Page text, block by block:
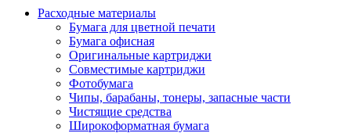
Расходные материалы
Бумага для цветной печати
Бумага офисная
Оригинальные картриджи
Совместимые картриджи
Фотобумага
Чипы, барабаны, тонеры, запасные части
Чистящие средства
Широкоформатная бумага